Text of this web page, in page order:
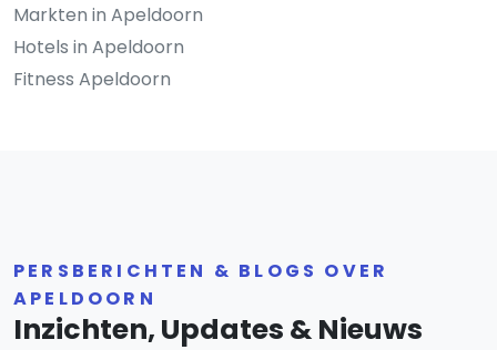
Markten in Apeldoorn
Hotels in Apeldoorn
Fitness Apeldoorn
PERSBERICHTEN & BLOGS OVER
APELDOORN
Inzichten, Updates & Nieuws